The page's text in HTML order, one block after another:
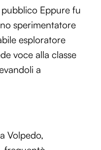
Eppure fu
sperimentatore
esploratore
voce alla classe
a
Volpedo,